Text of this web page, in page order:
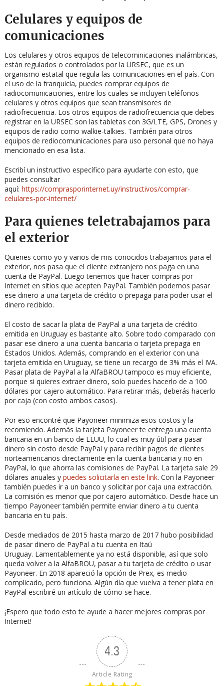
Celulares y equipos de
comunicaciones
Los celulares y otros equipos de telecominicaciones inalámbricas,
están regulados o controlados por la URSEC, que es un
organismo estatal que regula las comunicaciones en el país. Con
el uso de la franquicia, puedes comprar equipos de
radiocomunicaciones, entre los cuales se incluyen teléfonos
celulares y otros equipos que sean transmisores de
radiofrecuencia. Los otros equipos de radiofrecuencia que debes
registrar en la URSEC son las tabletas con 3G/LTE, GPS, Drones y
equipos de radio como walkie-talkies. También para otros
equipos de rediocomunicaciones para uso personal que no haya
mencionado en esa lista.
Escribí un instructivo específico para ayudarte con esto, que
puedes consultar
aquí: https://comprasporinternet.uy/instructivos/comprar-
celulares-por-internet/
Para quienes teletrabajamos para
el exterior
Quienes como yo y varios de mis conocidos trabajamos para el
exterior, nos pasa que el cliente extranjero nos paga en una
cuenta de PayPal. Luego tenemos que hacer compras por
Internet en sitios que acepten PayPal. También podemos pasar
ese dinero a una tarjeta de crédito o prepaga para poder usar el
dinero recibido.
El costo de sacar la plata de PayPal a una tarjeta de crédito
emitida en Uruguay es bastante alto. Sobre todo comparado con
pasar ese dinero a una cuenta bancaria o tarjeta prepaga en
Estados Unidos. Además, comprando en el exterior con una
tarjeta emitida en Uruguay, se tiene un recargo de 3% más el IVA.
Pasar plata de PayPal a la AlfaBROU tampoco es muy eficiente,
porque si quieres extraer dinero, solo puedes hacerlo de a 100
dólares por cajero automático. Para retirar más, deberás hacerlo
por caja (con costo ambos casos).
Por eso encontré que Payoneer minimiza esos costos y la
recomiendo. Además la tarjeta Payoneer te entrega una cuenta
bancaria en un banco de EEUU, lo cual es muy útil para pasar
dinero sin costo desde PayPal y para recibir pagos de clientes
norteamericanos directamente en la cuenta bancaria y no en
PayPal, lo que ahorra las comisiones de PayPal. La tarjeta sale 29
dólares anuales y puedes solicitarla en este link. Con la Payoneer
también puedes ir a un banco y solicitar por caja una extracción.
La comisión es menor que por cajero automático. Desde hace un
tiempo Payoneer también permite enviar dinero a tu cuenta
bancaria en tu país.
Desde mediados de 2015 hasta marzo de 2017 hubo posibilidad
de pasar dinero de PayPal a tu cuenta en Itaú
Uruguay. Lamentablemente ya no está disponible, así que solo
queda volver a la AlfaBROU, pasar a tu tarjeta de crédito o usar
Payoneer. En 2018 apareció la opción de Prex, es medio
complicado, pero funciona. Algún día que vuelva a tener plata en
PayPal escribiré un artículo de cómo se hace.
¡Espero que todo esto te ayude a hacer mejores compras por
Internet!
4.3
Article Rating